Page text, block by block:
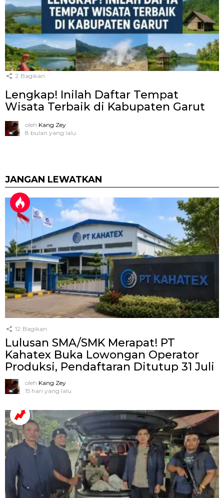
2 Bagikan
Lengkap! Inilah Daftar Tempat
Wisata Terbaik di Kabupaten Garut
oleh Kang Zey
8 bulan yang lalu
JANGAN LEWATKAN
12 Bagikan
Lulusan SMA/SMK Merapat! PT
Kahatex Buka Lowongan Operator
Produksi, Pendaftaran Ditutup 31 Juli
oleh Kang Zey
15 hari yang lalu